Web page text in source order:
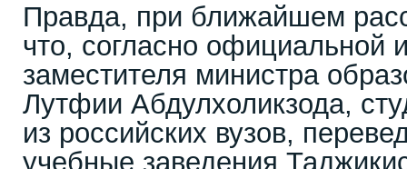
Правда, при ближайшем
что, согласно официальной
заместителя министра
Лутфии Абдулхоликзода,
из российских вузов,
учебные заведения